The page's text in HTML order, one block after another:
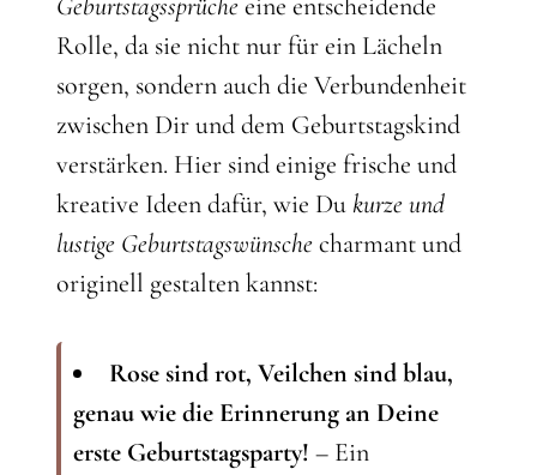
Geburtstagssprücheeine entscheidende
Rolle, da sie nicht nur für ein Lächeln
sorgen, sondern auch die Verbundenheit
zwischen Dir und dem Geburtstagskind
verstärken. Hier sind einige frische und
kreative Ideen dafür, wie Du kurze und
lustige Geburtstagswünschecharmant und
originell gestalten kannst:
Rose sind rot, Veilchen sind blau,
genau wie die Erinnerung an Deine
erste Geburtstagsparty! – Ein